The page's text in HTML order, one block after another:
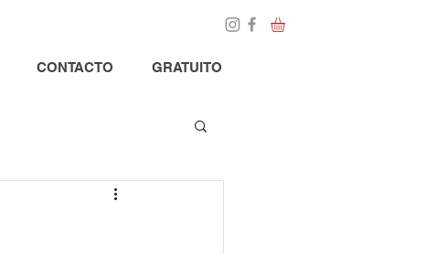
CONTACTO GRATUITO